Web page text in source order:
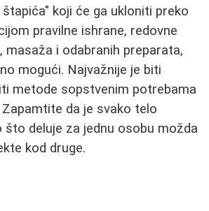
koji će ga ukloniti preko
pravilne ishrane, redovne
i odabranih preparata,
mogući. Najvažnije je biti
metode sopstvenim potrebama
da je svako telo
što deluje za jednu osobu možda
kod druge.